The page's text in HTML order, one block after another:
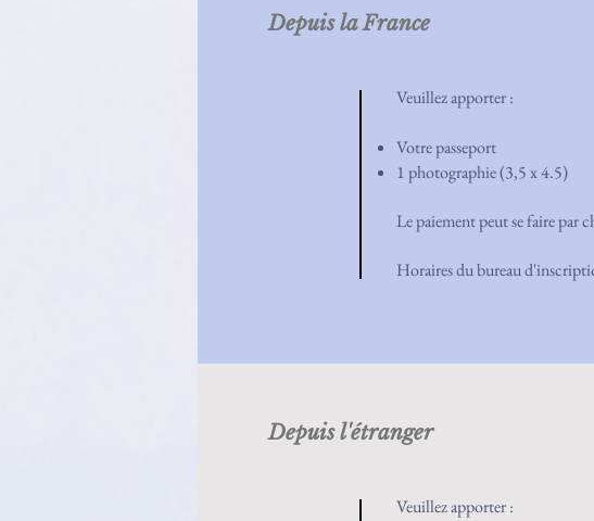
Depuis la France
Veuillez apporter :
Votre passeport
1 photographie (3,5 x 4.5)
Le paiement peut se faire par
Horaires du bureau
Depuis l'étranger
Veuillez apporter :